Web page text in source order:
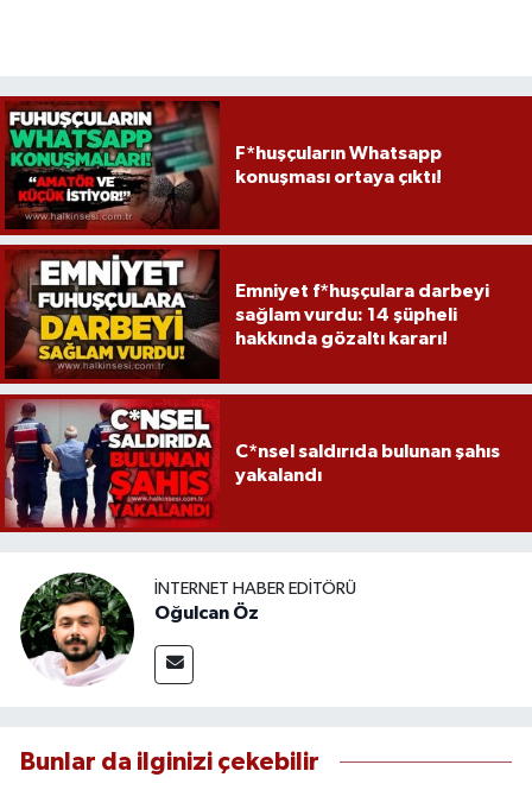
F*huşçuların Whatsapp
konuşması ortaya çıktı!
Emniyet f*huşçulara darbeyi
sağlam vurdu: 14 şüpheli
hakkında gözaltı kararı!
C*nsel saldırıda bulunan şahıs
yakalandı
İNTERNET HABER EDITÖRÜ
Oğulcan Öz
Bunlar da ilginizi çekebilir